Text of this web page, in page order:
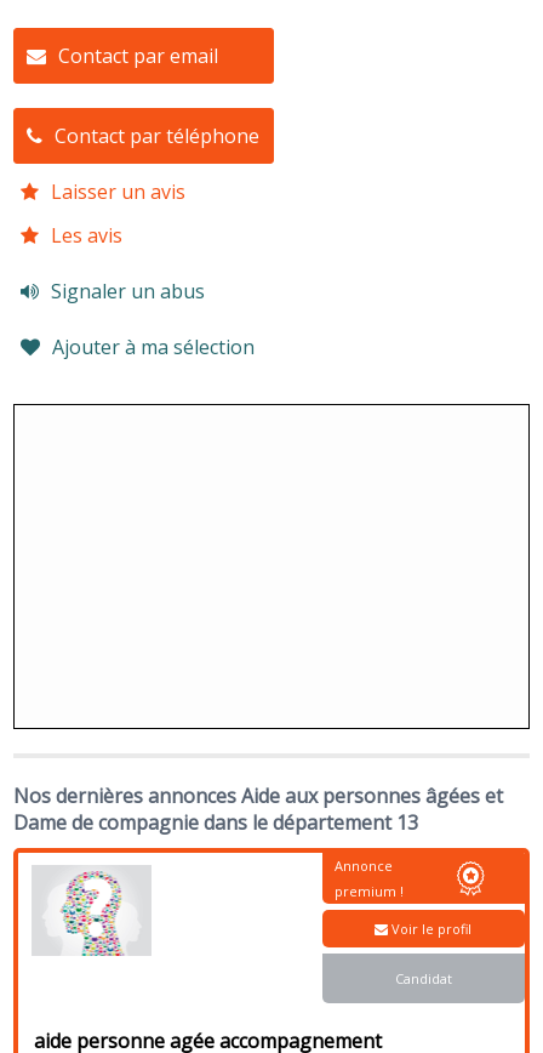
Contact par email
Contact par téléphone
Laisser un avis
Les avis
Signaler un abus
Ajouter à ma sélection
Nos dernières annonces Aide aux personnes âgées et
Dame de compagnie dans le département 13
aide personne agée accompagnement
Annonce
premium !
Voir le profil
Candidat